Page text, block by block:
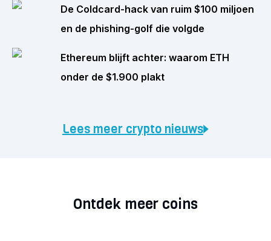
De Coldcard-hack van ruim $100 miljoen
en de phishing-golf die volgde
Ethereum blijft achter: waarom ETH
onder de $1.900 plakt
Lees meer crypto nieuws
Ontdek meer coins